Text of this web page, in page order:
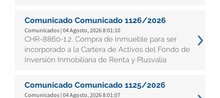
Comunicado Comunicado 1126/2026
Comunicados | 04 Agosto, 2026 8:01:10
CHR-8860-1.2. Compra de Inmueble para ser
incorporado a la Cartera de Activos del Fondo de
Inversión Inmobiliaria de Renta y Plusvalía
Comunicado Comunicado 1125/2026
Comunicados | 04 Agosto, 2026 8:01:07